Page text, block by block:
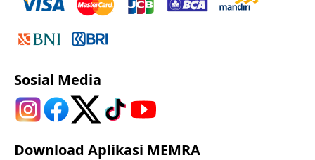
Sosial Media
Download Aplikasi MEMRA